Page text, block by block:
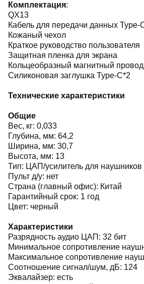
Комплектация:
QX13
Кабель для передачи данных Type-
Кожаный чехол
Краткое руководство пользователя
Защитная пленка для экрана
Кольцеобразный магнитный
Силиконовая заглушка Type-C*2
Технические характеристики
Общие
Вес, кг: 0,033
Глубина, мм: 64,2
Ширина, мм: 30,7
Высота, мм: 13
Тип: ЦАП/усилитель для наушников
Пульт д/у: нет
Страна (главный офис): Китай
Гарантийный срок: 1 год
Цвет: черный
Характеристики
Разрядность аудио ЦАП: 32 бит
Минимальное сопротивление
Максимальное сопротивление
Соотношение сигнал/шум, дБ: 124
Эквалайзер: есть